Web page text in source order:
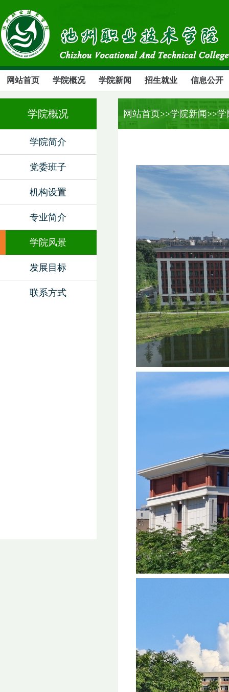
网站首页 学院概况 学院新闻 招生就业 信息公开
学院概况
学院简介
党委班子
机构设置
专业简介
学院风景
发展目标
联系方式
网站首页>>学院新闻>>学